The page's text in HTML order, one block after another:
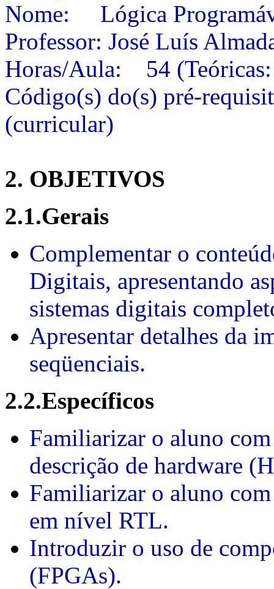
Nome: Lógica
Professor: José Luís
Horas/Aula: 54
Código(s) do(s) pré-
(curricular)
2. OBJETIVOS
2.1.Gerais
Complementar o
Digitais, apresentando
sistemas digitais
Apresentar detalhes da
seqüenciais.
2.2.Específicos
Familiarizar o aluno
descrição de hardware
Familiarizar o aluno
em nível RTL.
Introduzir o uso de
(FPGAs).